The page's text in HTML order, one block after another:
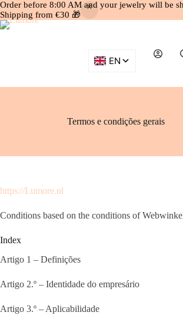
Order before 8:00 AM and your jewelry will be
Shipping from €30 🎁
Skip
Termos e condições gerais
https://Lumore.nl
Conditions based on the conditions of
Index
Artigo 1 – Definições
Artigo 2.º – Identidade do empresário
Artigo 3.º – Aplicabilidade